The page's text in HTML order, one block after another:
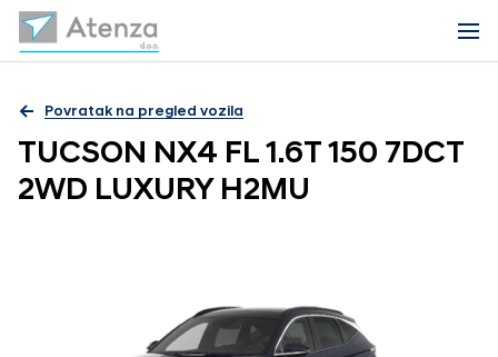
Povratak na pregled vozila
TUCSON NX4 FL 1.6T 150 7DCT
2WD LUXURY H2MU